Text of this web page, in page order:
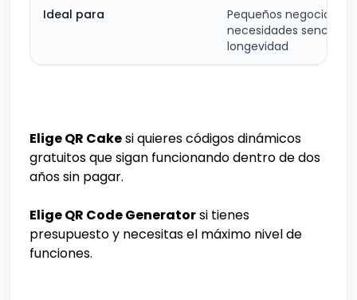
Ideal para
Pequeños negocios,
necesidades sencillas,
longevidad
Elige QR Cakesi quieres códigos dinámicos
gratuitos que sigan funcionando dentro de dos
años sin pagar.
Elige QR Code Generatorsi tienes
presupuesto y necesitas el máximo nivel de
funciones.